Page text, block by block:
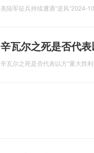
美陆军征兵持续遭遇“逆风”2024-
辛瓦尔之死是否代
辛瓦尔之死是否代表以方“重大胜利